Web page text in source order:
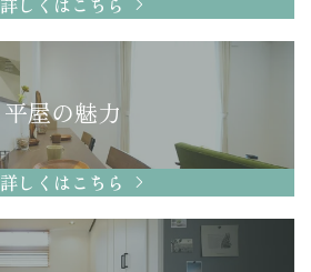
平屋の魅力
詳しくはこちら